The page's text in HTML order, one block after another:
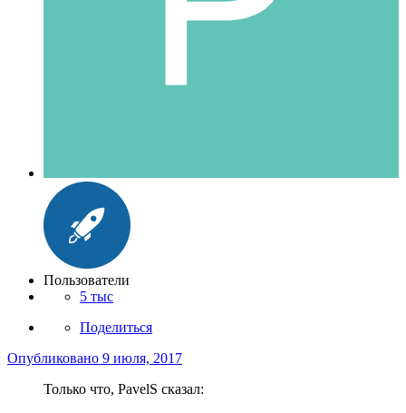
Пользователи
5 тыс
Поделиться
Опубликовано 9 июля, 2017
Только что, PavelS сказал: